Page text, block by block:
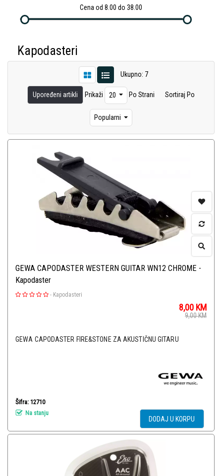
Cena od 8.00 do 38.00
Kapodasteri
Ukupno: 7
Upoređeni artikli Prikaži 20 Po Strani Sortiraj Po
Popularni
GEWA CAPODASTER WESTERN GUITAR WN12 CHROME -
Kapodaster
- Kapodasteri
8,00 KM
9,00KM
GEWA CAPODASTER FIRE&STONE ZA AKUSTIČNU GITARU
Šifra: 12710
Na stanju
DODAJ U KORPU